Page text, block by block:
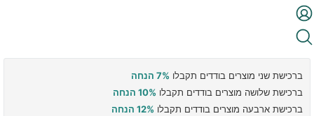
ברכישת שני מוצרים בודדים תקבלו 7% הנחה
ברכישת שלושה מוצרים בודדים תקבלו 10% הנחה
ברכישת ארבעה מוצרים בודדים תקבלו 12% הנחה